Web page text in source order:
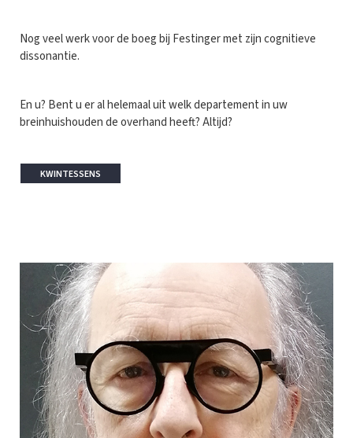
Nog veel werk voor de boeg bij Festinger met zijn cognitieve
dissonantie.
En u? Bent u er al helemaal uit welk departement in uw
breinhuishouden de overhand heeft? Altijd?
KWINTESSENS